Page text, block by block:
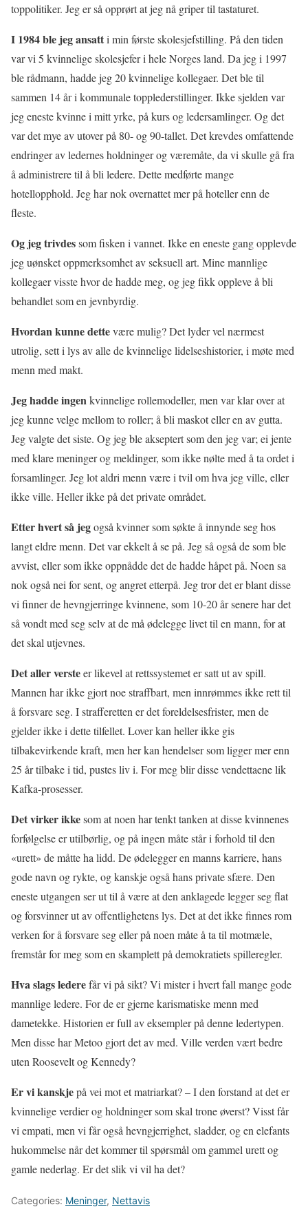
toppolitiker. Jeg er så opprørt at jeg nå griper til tastaturet.
I 1984 ble jeg ansatti min første skolesjefstilling. På den tiden
var vi 5 kvinnelige skolesjefer i hele Norges land. Da jeg i 1997
ble rådmann, hadde jeg 20 kvinnelige kollegaer. Det ble til
sammen 14 år i kommunale topplederstillinger. Ikke sjelden var
jeg eneste kvinne i mitt yrke, på kurs og ledersamlinger. Og det
var det mye av utover på 80- og 90-tallet. Det krevdes omfattende
endringer av ledernes holdninger og væremåte, da vi skulle gå fra
å administrere til å bli ledere. Dette medførte mange
hotellopphold. Jeg har nok overnattet mer på hoteller enn de
fleste.
Og jeg trivdessom fisken i vannet. Ikke en eneste gang opplevde
jeg uønsket oppmerksomhet av seksuell art. Mine mannlige
kollegaer visste hvor de hadde meg, og jeg fikk oppleve å bli
behandlet som en jevnbyrdig.
Hvordan kunne dettevære mulig? Det lyder vel nærmest
utrolig, sett i lys av alle de kvinnelige lidelseshistorier, i møte med
menn med makt.
Jeg hadde ingenkvinnelige rollemodeller, men var klar over at
jeg kunne velge mellom to roller; å bli maskot eller en av gutta.
Jeg valgte det siste. Og jeg ble akseptert som den jeg var; ei jente
med klare meninger og meldinger, som ikke nølte med å ta ordet i
forsamlinger. Jeg lot aldri menn være i tvil om hva jeg ville, eller
ikke ville. Heller ikke på det private området.
Etter hvert så jegogså kvinner som søkte å innynde seg hos
langt eldre menn. Det var ekkelt å se på. Jeg så også de som ble
avvist, eller som ikke oppnådde det de hadde håpet på. Noen sa
nok også nei for sent, og angret etterpå. Jeg tror det er blant disse
vi finner de hevngjerringe kvinnene, som 10-20 år senere har det
så vondt med seg selv at de må ødelegge livet til en mann, for at
det skal utjevnes.
Det aller versteer likevel at rettssystemet er satt ut av spill.
Mannen har ikke gjort noe straffbart, men innrømmes ikke rett til
å forsvare seg. I strafferetten er det foreldelsesfrister, men de
gjelder ikke i dette tilfellet. Lover kan heller ikke gis
tilbakevirkende kraft, men her kan hendelser som ligger mer enn
25 år tilbake i tid, pustes liv i. For meg blir disse vendettaene lik
Kafka-prosesser.
Det virker ikkesom at noen har tenkt tanken at disse kvinnenes
forfølgelse er utilbørlig, og på ingen måte står i forhold til den
«urett» de måtte ha lidd. De ødelegger en manns karriere, hans
gode navn og rykte, og kanskje også hans private sfære. Den
eneste utgangen ser ut til å være at den anklagede legger seg flat
og forsvinner ut av offentlighetens lys. Det at det ikke finnes rom
verken for å forsvare seg eller på noen måte å ta til motmæle,
fremstår for meg som en skamplett på demokratiets spilleregler.
Hva slags lederefår vi på sikt? Vi mister i hvert fall mange gode
mannlige ledere. For de er gjerne karismatiske menn med
dametekke. Historien er full av eksempler på denne ledertypen.
Men disse har Metoo gjort det av med. Ville verden vært bedre
uten Roosevelt og Kennedy?
Er vi kanskjepå vei mot et matriarkat? – I den forstand at det er
kvinnelige verdier og holdninger som skal trone øverst? Visst får
vi empati, men vi får også hevngjerrighet, sladder, og en elefants
hukommelse når det kommer til spørsmål om gammel urett og
gamle nederlag. Er det slik vi vil ha det?
Categories: Meninger, Nettavis